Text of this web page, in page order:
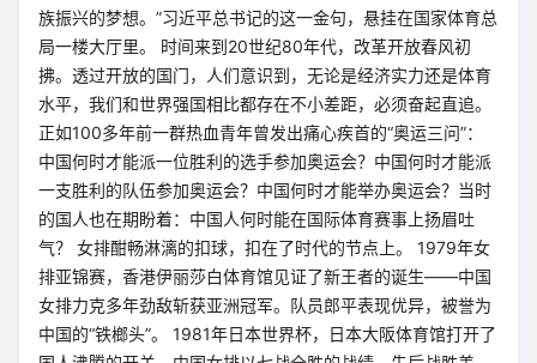
族振兴的梦想。”习近平总书记的这一金句，悬挂在国家体育总
局一楼大厅里。 时间来到20世纪80年代，改革开放春风初
拂。透过开放的国门，人们意识到，无论是经济实力还是体育
水平，我们和世界强国相比都存在不小差距，必须奋起直追。
正如100多年前一群热血青年曾发出痛心疾首的“奥运三问”：
中国何时才能派一位胜利的选手参加奥运会？中国何时才能派
一支胜利的队伍参加奥运会？中国何时才能举办奥运会？当时
的国人也在期盼着：中国人何时能在国际体育赛事上扬眉吐
气？ 女排酣畅淋漓的扣球，扣在了时代的节点上。 1979年女
排亚锦赛，香港伊丽莎白体育馆见证了新王者的诞生——中国
女排力克多年劲敌斩获亚洲冠军。队员郎平表现优异，被誉为
中国的“铁榔头”。 1981年日本世界杯，日本大阪体育馆打开了